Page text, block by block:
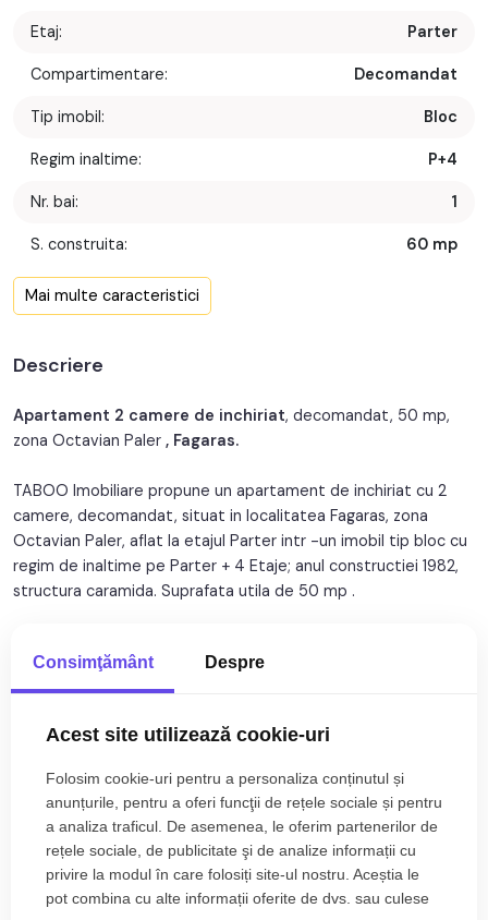
Etaj: Parter
Compartimentare: Decomandat
Tip imobil: Bloc
Regim inaltime: P+4
Nr. bai: 1
S. construita: 60 mp
Nr. bucatarii:
An renovare:
Structura: Caramida
Mai multe caracteristici
Descriere
Apartament 2 camere de inchiriat, decomandat, 50 mp,
zona Octavian Paler , Fagaras.
TABOO Imobiliare propune un apartament de inchiriat cu 2
camere, decomandat, situat in localitatea Fagaras, zona
Octavian Paler, aflat la etajul Parter intr -un imobil tip bloc cu
regim de inaltime pe Parter + 4 Etaje; anul constructiei 1982,
structura caramida. Suprafata utila de 50 mp .
• Hol;
• Bucatarie;
• Living
Finisajele interioare sunt clasice
• Usa intrare: metal;
• Usi interioare: lemn;
Citește mai mult
Curent
Apa
Canalizare
Gaz
CATV
Acces internet
Consimţământ Despre
Acest site utilizează cookie-uri
Folosim cookie-uri pentru a personaliza conținutul și
anunțurile, pentru a oferi funcţii de rețele sociale și pentru
a analiza traficul. De asemenea, le oferim partenerilor de
rețele sociale, de publicitate şi de analize informații cu
privire la modul în care folosiți site-ul nostru. Aceștia le
pot combina cu alte informații oferite de dvs. sau culese